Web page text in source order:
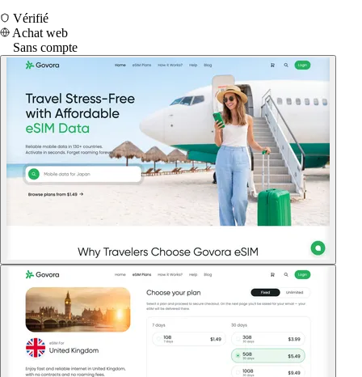
Vérifié
Achat web
Sans compte